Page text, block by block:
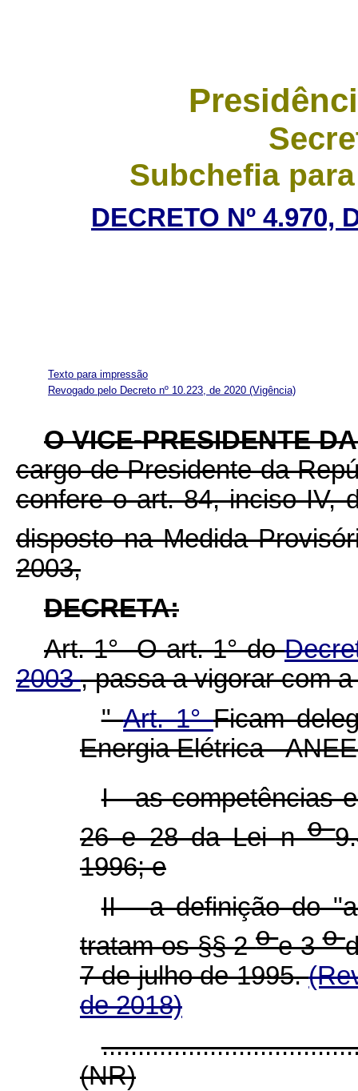
Subchefia
DECRETO Nº 4.970,
Texto para impressão
Revogado pelo Decreto nº 10.223, de 2020 (Vigência)
O VICE-PRESIDENTE
cargo de Presidente da
confere o art. 84, inciso IV,
disposto na Medida
2003,
DECRETA:
Art. 1° O art. 1° do
2003, passa a vigorar com
"Art. 1°Ficam
Energia Elétrica -
I - as competências
26 e 28 da Lei no
1996; e
II -a definição do
tratam os §§ 2oe 3o
7 de julho de 1995.
de 2018)
(NR)